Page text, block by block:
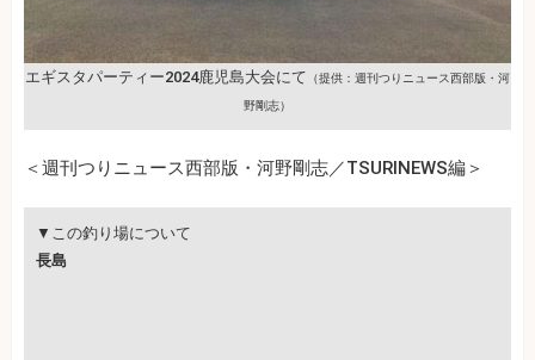
エギスタパーティー2024鹿児島大会にて （提供：週刊つりニュース西部版・河
野剛志）
＜週刊つりニュース西部版・河野剛志／TSURINEWS編＞
▼この釣り場について
長島